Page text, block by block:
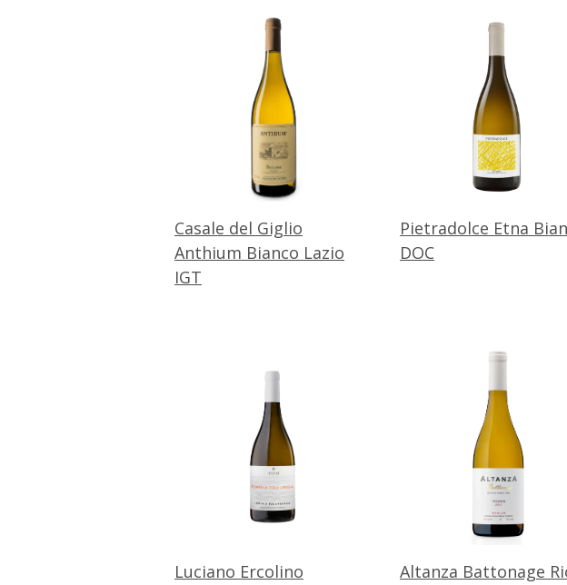
Casale del Giglio
Anthium Bianco Lazio
IGT
Pietradolce Etna
DOC
Luciano Ercolino
Altanza Battonage